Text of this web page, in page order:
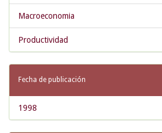
Macroeconomia
Productividad
Fecha de publicación
1998